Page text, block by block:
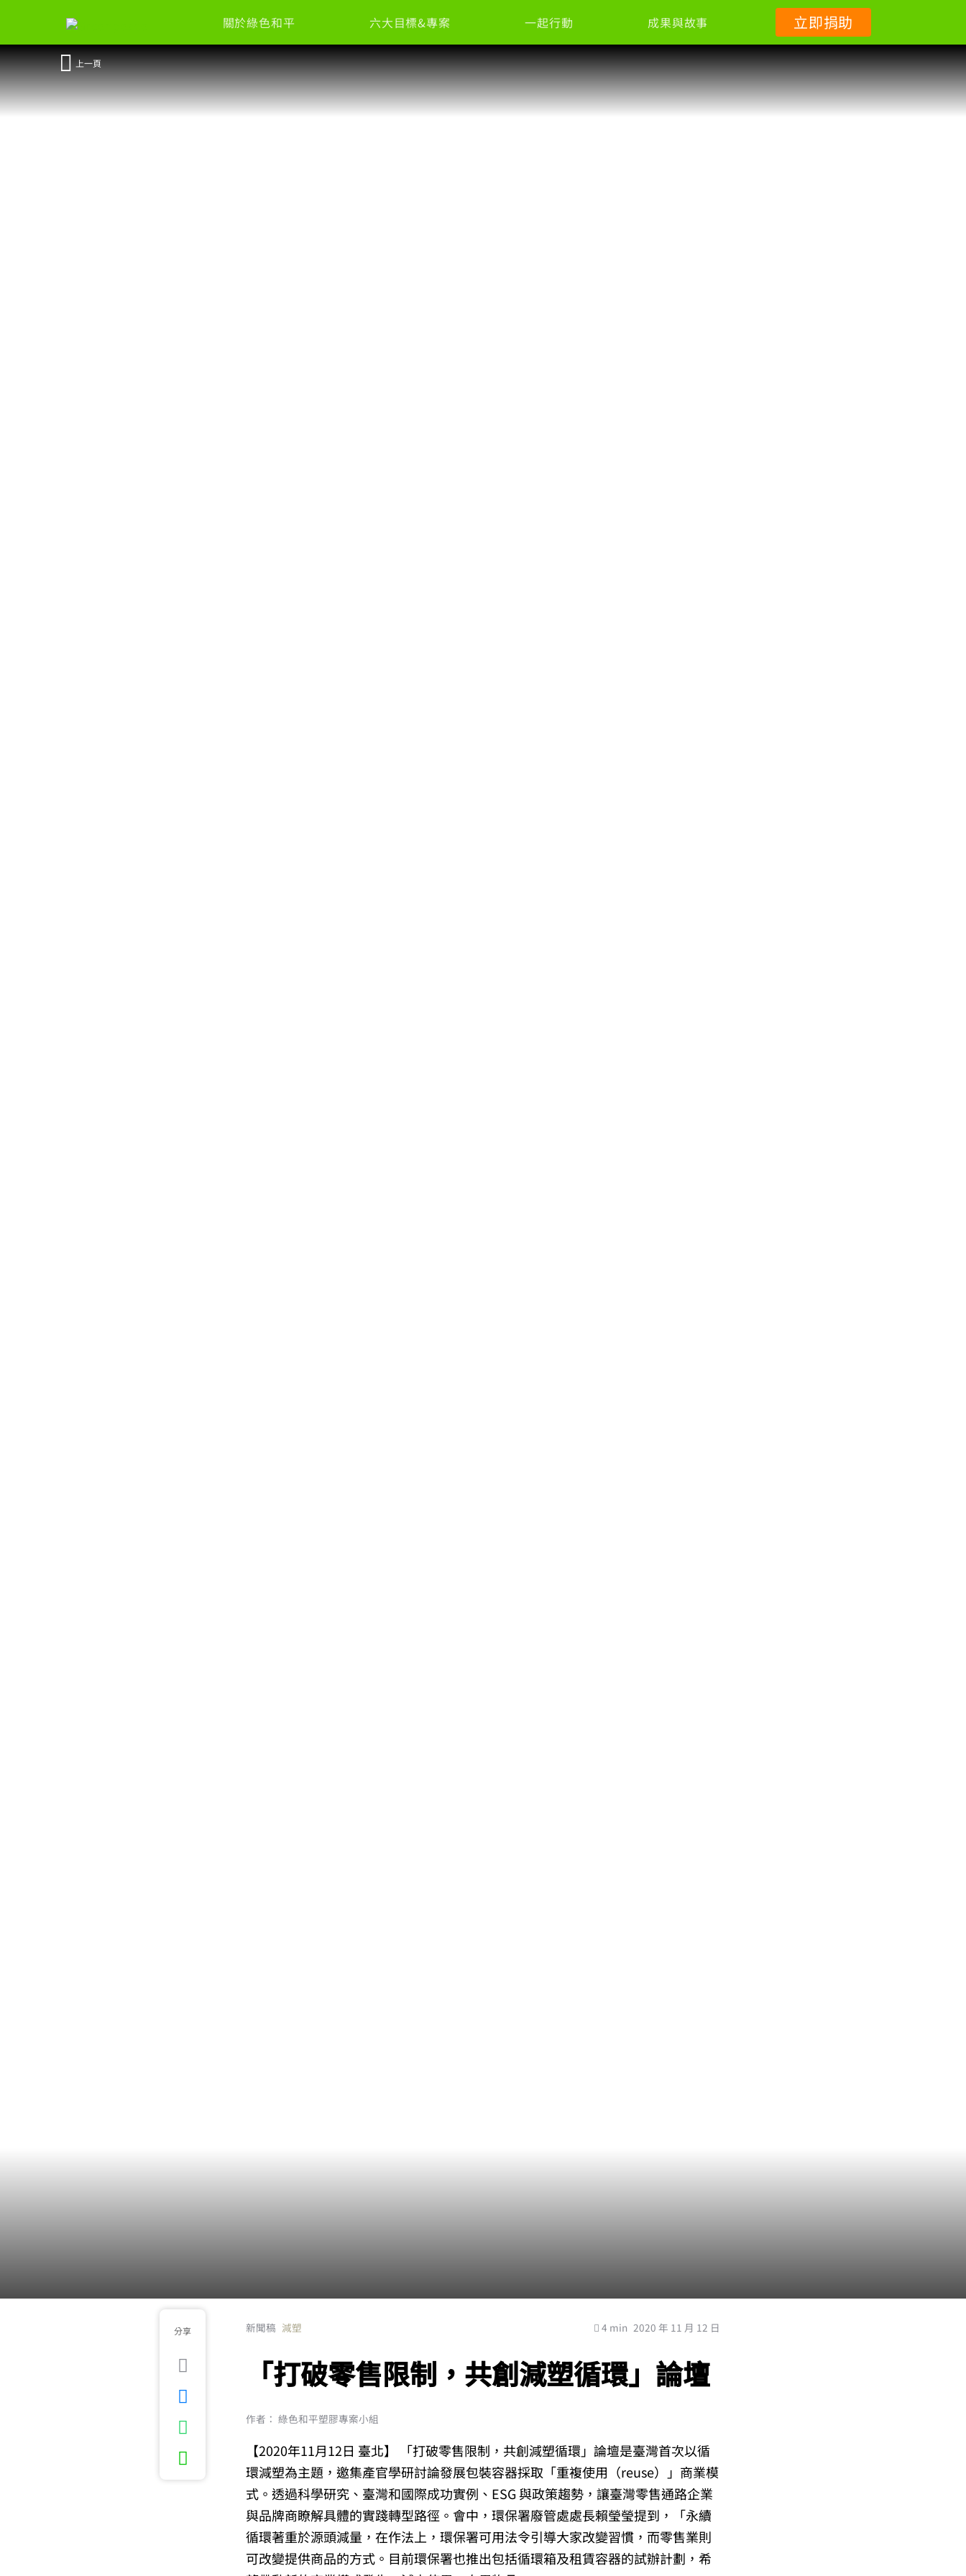
關於綠色和平 六大目標&專案 一起行動 成果與故事 立即捐助
上一頁
分享 新聞稿 減塑 4 min 2020 年 11 月 12 日
「打破零售限制，共創減塑循環」論壇
作者： 綠色和平塑膠專案小組
【2020年11月12日 臺北】 「打破零售限制，共創減塑循環」論壇是臺灣首次以循
環減塑為主題，邀集產官學研討論發展包裝容器採取「重複使用（reuse）」商業模
式。透過科學研究、臺灣和國際成功實例、ESG 與政策趨勢，讓臺灣零售通路企業
與品牌商瞭解具體的實踐轉型路徑。會中，環保署廢管處處長賴瑩瑩提到，「永續
循環著重於源頭減量，在作法上，環保署可用法令引導大家改變習慣，而零售業則
可改變提供商品的方式。目前環保署也推出包括循環箱及租賃容器的試辦計劃，希